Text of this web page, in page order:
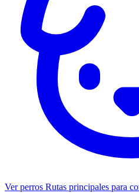
Ver perros Rutas principales para